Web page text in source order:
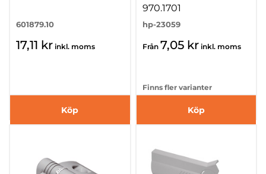
601879.10
17,11 kr inkl. moms
Köp
970.1701
hp-23059
Från 7,05 kr inkl. moms
Finns fler varianter
Köp